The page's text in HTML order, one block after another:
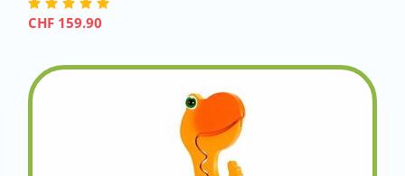
CHF 159.90